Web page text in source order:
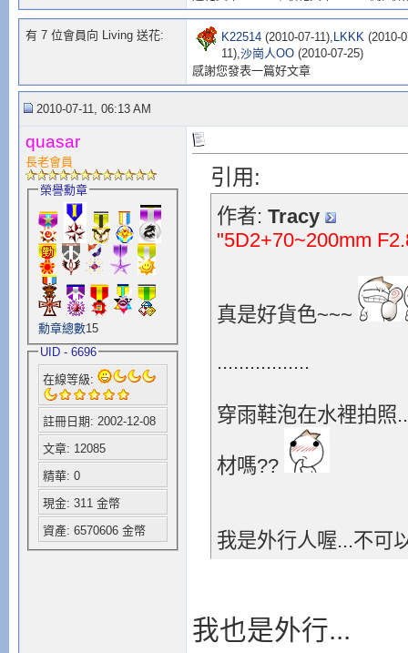
有 7 位會員向 Living 送花: K22514(2010-07-11), LKKK(2010-
11),沙崗人OO(2010-07-25)
感謝您發表一篇好文章
2010-07-11, 06:13 AM
quasar
長老會員
榮譽勳章
勳章總數15
UID - 6696
在線等級:
註冊日期: 2002-12-08
文章: 12085
精華: 0
現金: 311 金幣
資產: 6570606 金幣
引用:
作者: Tracy
"5D2+70~200mm
真是好貨色~~~
.................
穿雨鞋泡在水裡拍照
材嗎??
我是外行人喔...不可
我也是外行...